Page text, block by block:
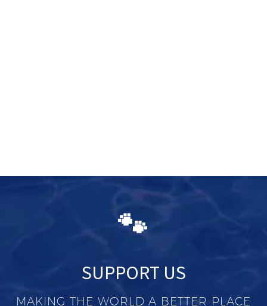
🐾
SUPPORT US
MAKING THE WORLD A BETTER PLACE